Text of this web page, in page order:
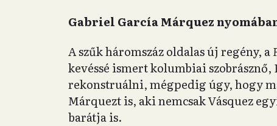
Gabriel García Márquez
A szűk háromszáz oldalas új regény, a
kevéssé ismert kolumbiai
rekonstruálni, mégpedig úgy, hogy
Márquezt is, aki nemcsak Vásquez
barátja is.